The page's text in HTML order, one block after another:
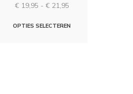
€ 19,95 - € 21,95Prijsklasse:
tot
OPTIES SELECTEREN